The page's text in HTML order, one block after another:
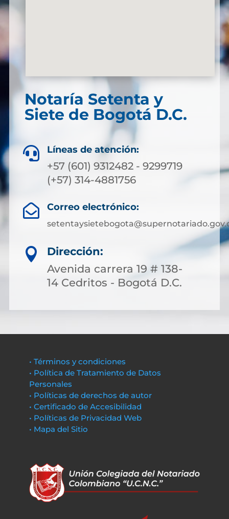
Notaría Setenta y
Siete de Bogotá D.C.
 Líneas de atención:
+57 (601) 9312482 - 9299719
(+57) 314-4881756
 Correo electrónico:

Dirección:
Avenida carrera 19 # 138-
14 Cedritos - Bogotá D.C.
• Términos y condiciones
• Política de Tratamiento de Datos
Personales
• Políticas de derechos de autor
• Certificado de Accesibilidad
• Políticas de Privacidad Web
• Mapa del Sitio